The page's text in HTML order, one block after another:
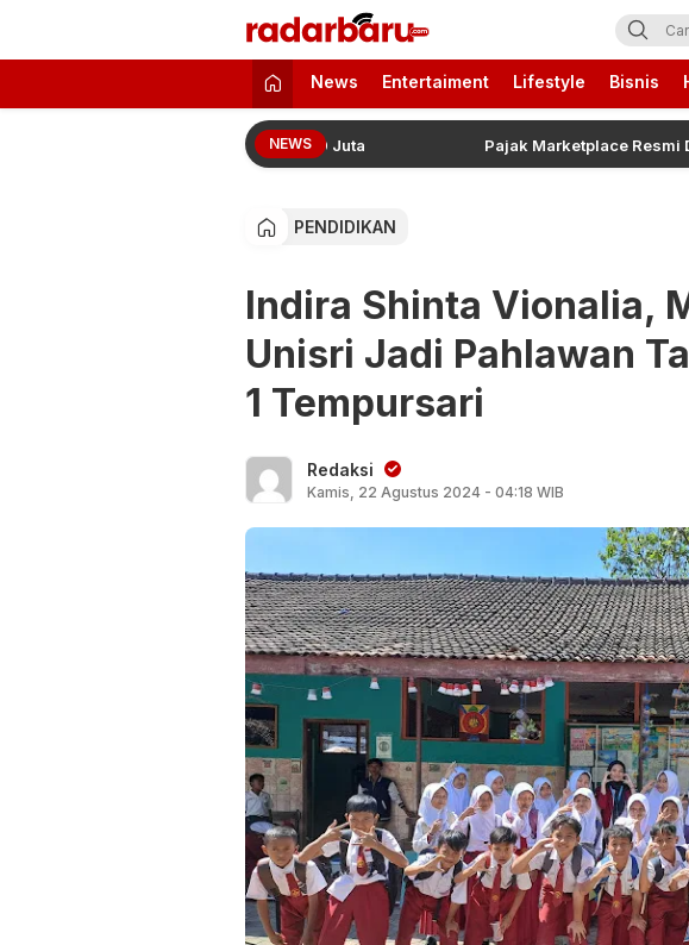
radarbaru.com
Informasi Berita Terbaru dan Terkini Hari Ini
News Entertaiment Lifestyle Bisnis
NEWS
hingga 4 Dapat Tambahan Rp500 Juta Pajak Marketplace Resmi
PENDIDIKAN
Indira Shinta Vionalia,
Unisri Jadi Pahlawan
1 Tempursari
Redaksi
Kamis, 22 Agustus 2024 - 04:18 WIB